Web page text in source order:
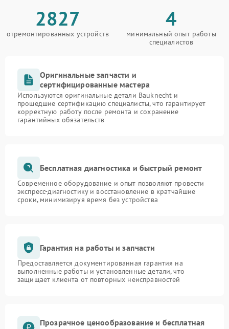
2827
отремонтированных устройств
4
минимальный опыт работы
специалистов
Оригинальные запчасти и
сертифицированные мастера
Используются оригинальные детали Bauknecht и
прошедшие сертификацию специалисты, что гарантирует
корректную работу после ремонта и сохранение
гарантийных обязательств
Бесплатная диагностика и быстрый ремонт
Современное оборудование и опыт позволяют провести
экспресс-диагностику и восстановление в кратчайшие
сроки, минимизируя время без устройства
Гарантия на работы и запчасти
Предоставляется документированная гарантия на
выполненные работы и установленные детали, что
защищает клиента от повторных неисправностей
Прозрачное ценообразование и бесплатная